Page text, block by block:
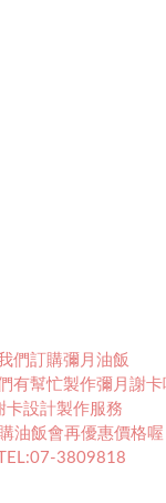
飯禮
蝦芋
線
另有
們訂購彌月油飯
有幫忙製作彌月謝卡
卡設計製作服務
油飯會再優惠價格喔
3809818